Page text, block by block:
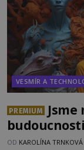
VESMÍR A
PREMIUM
OD KAROLÍNA TRNKOVÁ